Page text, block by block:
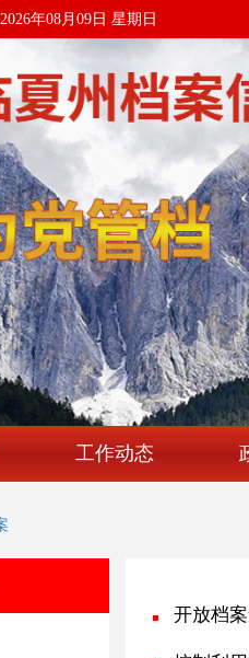
年08月09日 星期日
工作动态
开放档